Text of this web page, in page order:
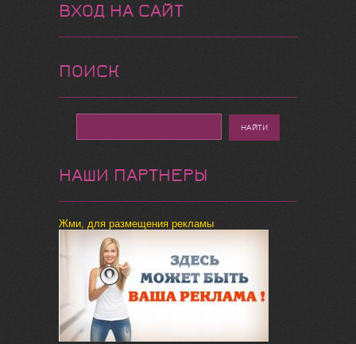
ВХОД НА САЙТ
ПОИСК
НАШИ ПАРТНЕРЫ
Жми, для размещения рекламы